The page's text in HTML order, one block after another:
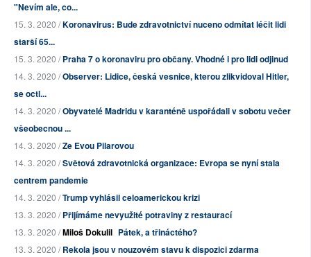
"Nevím ale, co...
15. 3. 2020 /Koronavirus: Bude zdravotnictví nuceno odmítat léčit lidi
starší 65...
15. 3. 2020 /Praha 7 o koronaviru pro občany. Vhodné i pro lidi odjinud
14. 3. 2020 /Observer: Lidice, česká vesnice, kterou zlikvidoval Hitler,
se octl...
14. 3. 2020 /Obyvatelé Madridu v karanténě uspořádali v sobotu večer
všeobecnou ...
14. 3. 2020 /Ze Evou Pilarovou
14. 3. 2020 /Světová zdravotnická organizace: Evropa se nyní stala
centrem pandemie
14. 3. 2020 /Trump vyhlásil celoamerickou krizi
13. 3. 2020 /Přijímáme nevyužité potraviny z restaurací
13. 3. 2020 /Miloš Dokulil Pátek, a třináctého?
13. 3. 2020 /Rekola jsou v nouzovém stavu k dispozici zdarma